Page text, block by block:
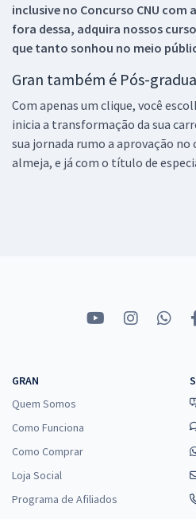
inclusive no Concurso CNU com
fora dessa, adquira nossos
que tanto sonhou no meio
Gran também é Pós-
Com apenas um clique, você
inicia a transformação da sua
sua jornada rumo a aprovação no
almeja, e já com o título de
GRAN
Quem Somos
Como Funciona
Como Comprar
Loja Social
Programa de Afiliados